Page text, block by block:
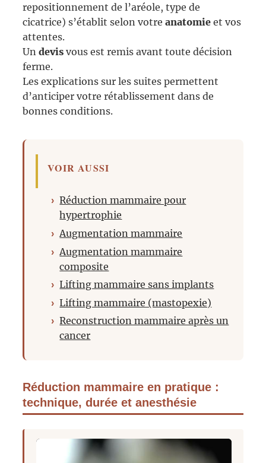
repositionnement de l’aréole, type de
cicatrice) s’établit selon votre anatomieet vos
attentes.
Un devisvous est remis avant toute décision
ferme.
Les explications sur les suites permettent
d’anticiper votre rétablissement dans de
bonnes conditions.
VOIR AUSSI
Réduction mammaire pour
hypertrophie
Augmentation mammaire
Augmentation mammaire
composite
Lifting mammaire sans implants
Lifting mammaire (mastopexie)
Reconstruction mammaire après un
cancer
Réduction mammaire en pratique :
technique, durée et anesthésie